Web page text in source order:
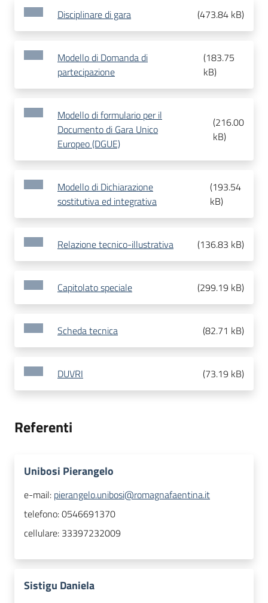
Disciplinare di gara (473.84 kB)
Modello di Domanda di
partecipazione
(183.75
kB)
Modello di formulario per il
Documento di Gara Unico
Europeo (DGUE)
(216.00
kB)
Modello di Dichiarazione
sostitutiva ed integrativa
(193.54
kB)
Relazione tecnico-illustrativa (136.83 kB)
Capitolato speciale (299.19 kB)
Scheda tecnica (82.71 kB)
DUVRI (73.19 kB)
Referenti
Unibosi Pierangelo
e-mail: pierangelo.unibosi@romagnafaentina.it
telefono:0546691370
cellulare: 33397232009
Sistigu Daniela